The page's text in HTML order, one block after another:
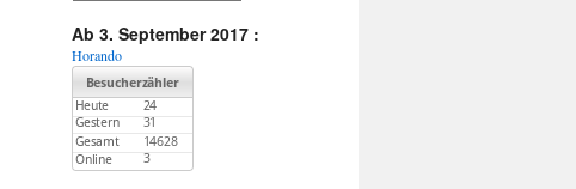
Ab 3. September 2017 :
Horando